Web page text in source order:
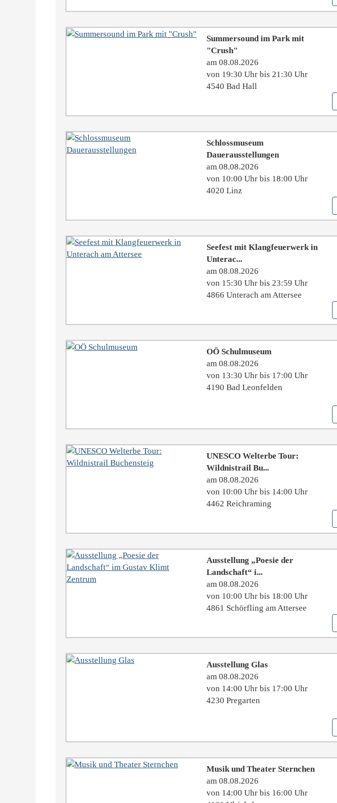
Summersound im Park mit
"Crush"
am 08.08.2026
von 19:30 Uhr bis 21:30 Uhr
4540 Bad Hall
Schlossmuseum
Dauerausstellungen
am 08.08.2026
von 10:00 Uhr bis 18:00 Uhr
4020 Linz
Seefest mit Klangfeuerwerk in
Unterac...
am 08.08.2026
von 15:30 Uhr bis 23:59 Uhr
4866 Unterach am Attersee
OÖ Schulmuseum
am 08.08.2026
von 13:30 Uhr bis 17:00 Uhr
4190 Bad Leonfelden
UNESCO Welterbe Tour:
Wildnistrail Bu...
am 08.08.2026
von 10:00 Uhr bis 14:00 Uhr
4462 Reichraming
Ausstellung „Poesie der
Landschaft“ i...
am 08.08.2026
von 10:00 Uhr bis 18:00 Uhr
4861 Schörfling am Attersee
Ausstellung Glas
am 08.08.2026
von 14:00 Uhr bis 17:00 Uhr
4230 Pregarten
Musik und Theater Sternchen
am 08.08.2026
von 14:00 Uhr bis 16:00 Uhr